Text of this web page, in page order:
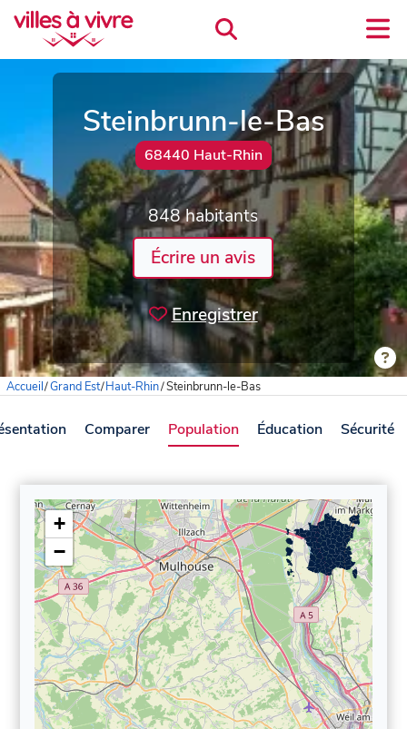
Steinbrunn-le-Bas
68440 Haut-Rhin
848 habitants
Écrire un avis
Enregistrer
Accueil/Grand Est/Haut-Rhin/Steinbrunn-le-Bas
Comparer Population Éducation Sécurité
+
−